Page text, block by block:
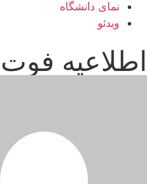
نمای دانشگاه
ویدئو
اطلاعیه فوت